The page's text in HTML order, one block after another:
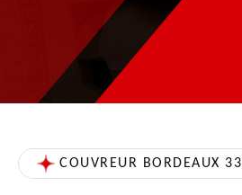
COUVREUR BORDEAUX 33